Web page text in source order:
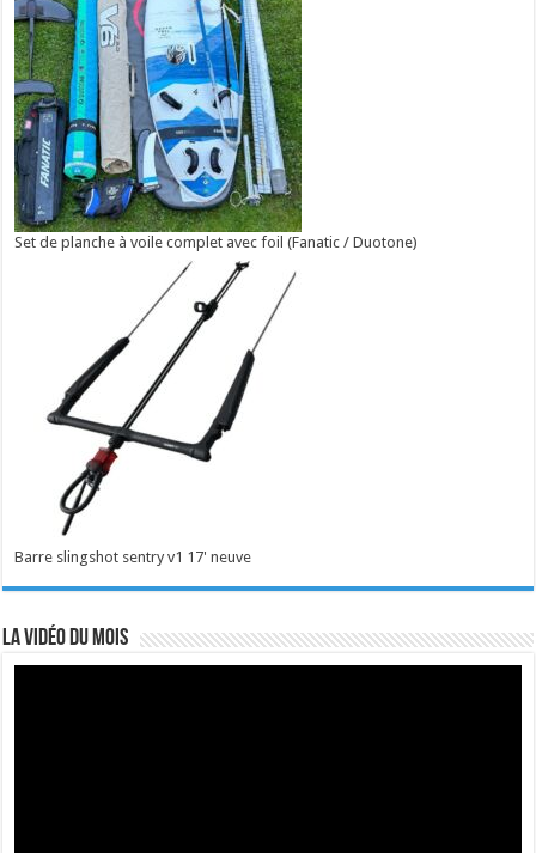
Set de planche à voile complet avec foil (Fanatic / Duotone)
Barre slingshot sentry v1 17' neuve
La vidéo du mois